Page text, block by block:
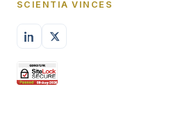
SCIENTIA VINCES